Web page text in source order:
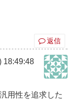
返信
18:49:48
用性を追求した